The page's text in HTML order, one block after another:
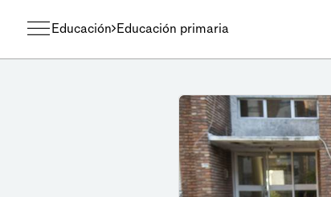
Educación Educación primaria